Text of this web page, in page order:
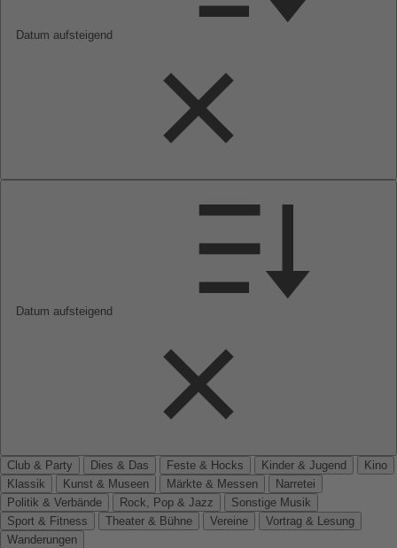
Datum aufsteigend
Datum aufsteigend
Club & Party Dies & Das Feste & Hocks Kinder & Jugend
Kino
Klassik
Kunst & Museen Märkte & Messen
Narretei
Politik & Verbände
Rock, Pop & Jazz
Sonstige Musik
Sport & Fitness
Theater & Bühne Vereine
Vortrag & Lesung
Wanderungen